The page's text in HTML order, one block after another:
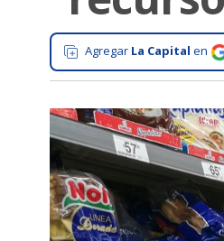
Zona
Cultura
Tecnología
Gastronomía
Salud
Interés
General
Agregar La Capital en